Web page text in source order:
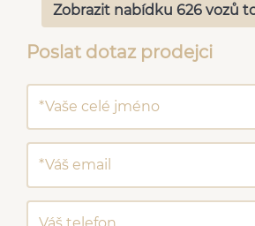
Zobrazit nabídku 626 vozů
Poslat dotaz prodejci